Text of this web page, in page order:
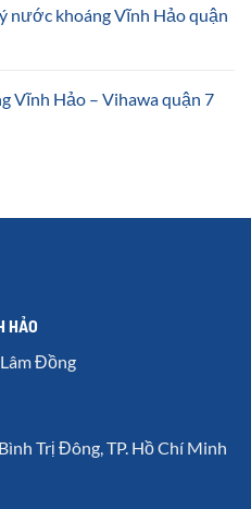
nước khoáng Vĩnh Hảo quận
Vĩnh Hảo – Vihawa quận 7
HẢO
Đồng
Trị Đông, TP. Hồ Chí Minh